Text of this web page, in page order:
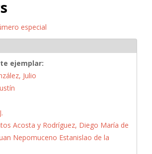
especial
ejemplar:
González, Julio
Acosta y Rodríguez, Diego María de
Nepomuceno Estanislao de la